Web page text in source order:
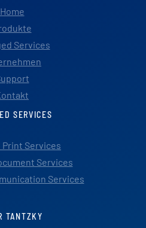
Home
Services
SERVICES
Print Services
Services
Services
TANTZKY